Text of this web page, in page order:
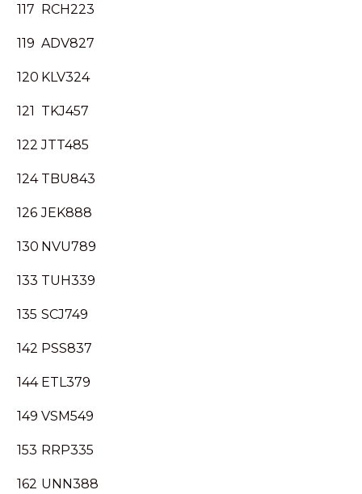
117 RCH223
119 ADV827
120 KLV324
121 TKJ457
122 JTT485
124 TBU843
126 JEK888
130 NVU789
133 TUH339
135 SCJ749
142 PSS837
144 ETL379
149 VSM549
153 RRP335
162 UNN388